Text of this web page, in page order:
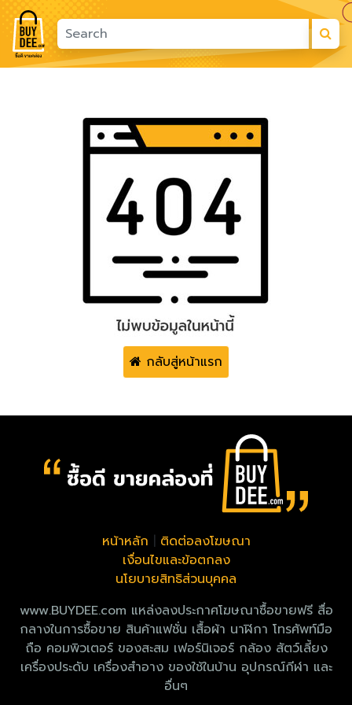
กลับสู่หน้าแรก
หน้าหลัก
ติดต่อลงโฆษณา
เงื่อนไขและข้อตกลง
นโยบายสิทธิส่วนบุคคล
www.BUYDEE.com แหล่งลงประกาศโฆษณาซื้อขายฟรี สื่อ
กลางในการซื้อขาย สินค้าแฟชั่น เสื้อผ้า นาฬิกา โทรศัพท์มือ
ถือ คอมพิวเตอร์ ของสะสม เฟอร์นิเจอร์ กล้อง สัตว์เลี้ยง
เครื่องประดับ เครื่องสำอาง ของใช้ในบ้าน อุปกรณ์กีฬา และ
อื่นๆ